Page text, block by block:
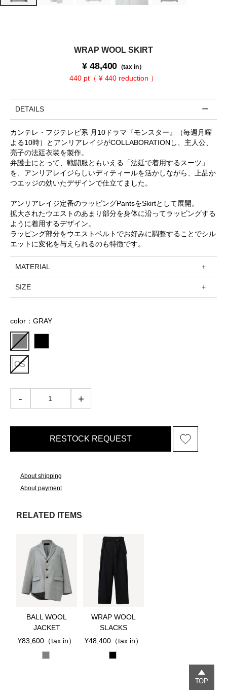
WRAP WOOL SKIRT
¥ 48,400 （tax in）
440 pt（ ¥ 440 reduction ）
DETAILS
カンテレ・フジテレビ系 月10ドラマ『モンスター』（毎週月曜
よる10時）とアンリアレイジがCOLLABORATIONし、主人公、
亮子の法廷衣装を製作。
弁護士にとって、戦闘服ともいえる「法廷で着用するスーツ」
を、アンリアレイジらしいディティールを活かしながら、上品か
つエッジの効いたデザインで仕立てました。
アンリアレイジ定番のラッピングPantsをSkirtとして展開。
拡大されたウエストのあまり部分を身体に沿ってラッピングする
ように着用するデザイン。
ラッピング部分をウエストベルトでお好みに調整することでシル
エットに変化を与えられるのも特徴です。
MATERIAL
SIZE
color：GRAY
OS
RESTOCK REQUEST
About shipping
About payment
RELATED ITEMS
BALL WOOL
JACKET
¥83,600 （tax in）
WRAP WOOL
SLACKS
¥48,400（tax in）
TOP